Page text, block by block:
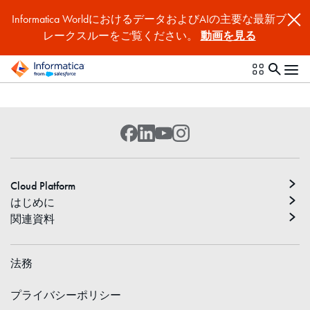
Informatica WorldにおけるデータおよびAIの主要な最新ブ
レークスルーをご覧ください。 動画を見る
Cloud Platform
はじめに
関連資料
法務
プライバシーポリシー